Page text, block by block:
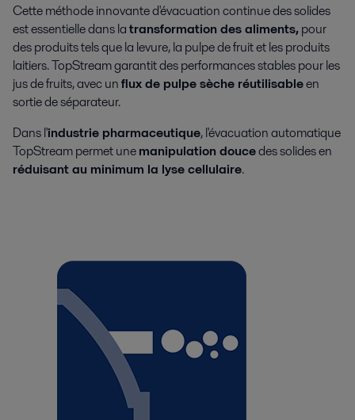
Cette méthode innovante d'évacuation continue des solides
est essentielle dans latransformation des aliments,pour
des produits tels que la levure, la pulpe de fruit et les produits
laitiers. TopStream garantit des performances stables pour les
jus de fruits, avec unflux de pulpe sèche réutilisableen
sortie de séparateur.
Dans l'industrie pharmaceutique, l'évacuation automatique
TopStream permet unemanipulation doucedes solides en
réduisant au minimum la lyse cellulaire.